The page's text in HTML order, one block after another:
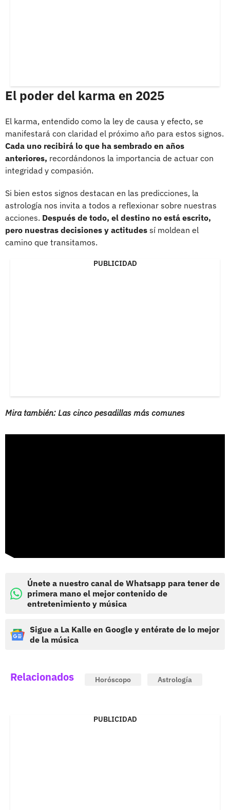
El poder del karma en 2025
El karma, entendido como la ley de causa y efecto, se
manifestará con claridad el próximo año para estos signos.
Cada uno recibirá lo que ha sembrado en años
anteriores, recordándonos la importancia de actuar con
integridad y compasión.
Si bien estos signos destacan en las predicciones, la
astrología nos invita a todos a reflexionar sobre nuestras
acciones. Después de todo, el destino no está escrito,
pero nuestras decisiones y actitudes sí moldean el
camino que transitamos.
PUBLICIDAD
Mira también: Las cinco pesadillas más comunes
Únete a nuestro canal de Whatsapp para tener de
primera mano el mejor contenido de
entretenimiento y música
Sigue a La Kalle en Google y entérate de lo mejor
de la música
Relacionados Horóscopo Astrología
PUBLICIDAD